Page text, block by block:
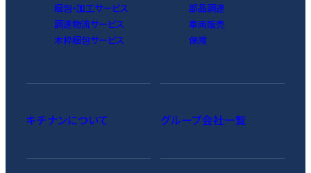
梱包・加工サービス
調達物流サービス
木枠梱包サービス
部品調達
車両販売
保険
キチナンについて グループ会社一覧